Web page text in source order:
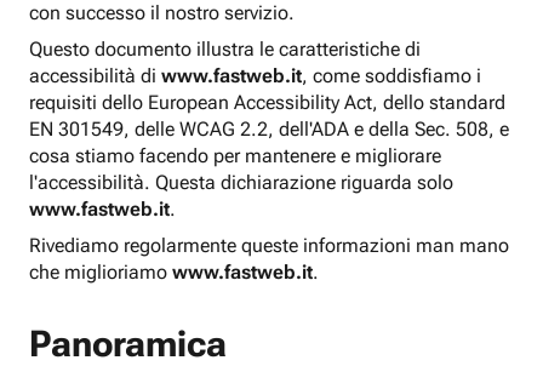
con successo il nostro servizio.
Questo documento illustra le caratteristiche di
accessibilità di www.fastweb.it, come soddisfiamo i
requisiti dello European Accessibility Act, dello standard
EN 301549, delle WCAG 2.2, dell'ADA e della Sec. 508, e
cosa stiamo facendo per mantenere e migliorare
l'accessibilità. Questa dichiarazione riguarda solo
www.fastweb.it.
Rivediamo regolarmente queste informazioni man mano
che miglioriamo www.fastweb.it.
Panoramica